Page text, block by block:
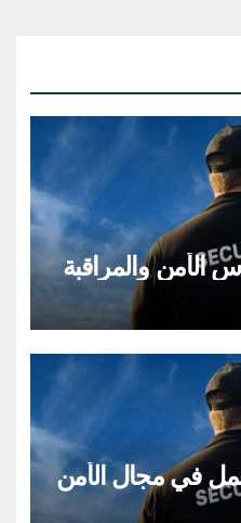
والمراقبة
في مجال الأمن